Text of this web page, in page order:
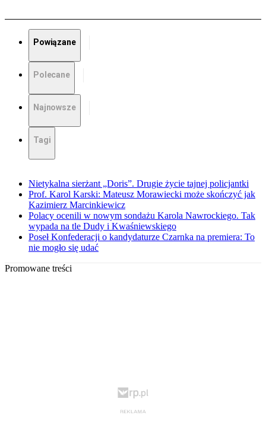
Powiązane
Polecane
Najnowsze
Tagi
Nietykalna sierżant „Doris”. Drugie życie tajnej policjantki
Prof. Karol Karski: Mateusz Morawiecki może skończyć jak
Kazimierz Marcinkiewicz
Polacy ocenili w nowym sondażu Karola Nawrockiego. Tak
wypada na tle Dudy i Kwaśniewskiego
Poseł Konfederacji o kandydaturze Czarnka na premiera: To
nie mogło się udać
Promowane treści